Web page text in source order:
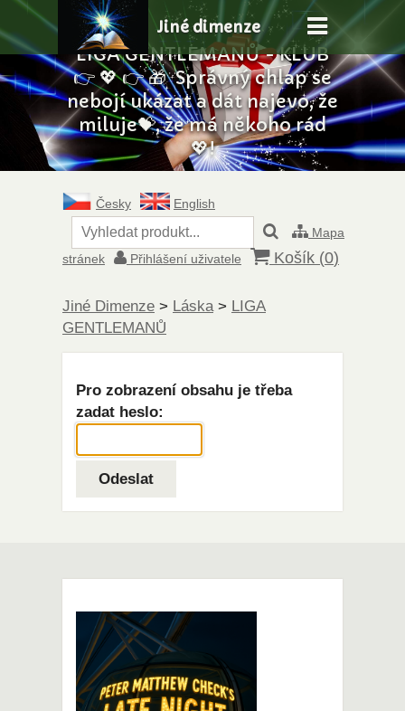
LIGA GENTLEMANŮ - KLUB
👉 💖 👉 🎁 Správný chlap se
nebojí ukázat a dát najevo, že
miluje💝, že má někoho rád
💖!
Jiné dimenze
Česky
English
Mapa
stránek
Přihlášení uživatele Košík (0)
Jiné Dimenze > Láska > LIGA
GENTLEMANŮ
Pro zobrazení obsahu je třeba
zadat heslo: